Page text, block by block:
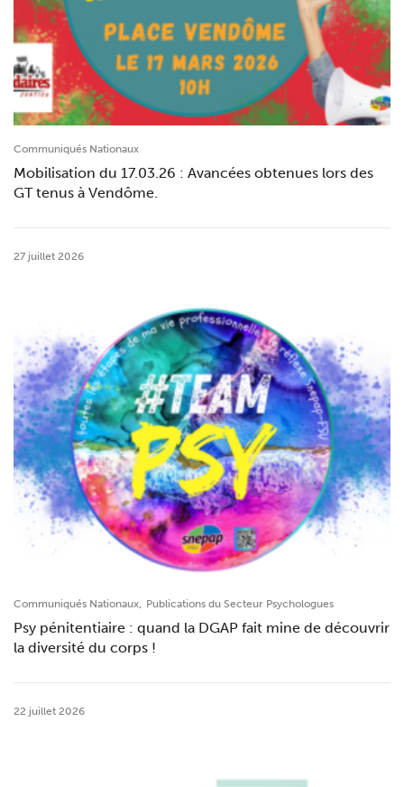
Communiqués Nationaux
Mobilisation du 17.03.26 : Avancées obtenues lors des
GT tenus à Vendôme.
27 juillet 2026
Communiqués Nationaux, Publications du Secteur Psychologues
Psy pénitentiaire : quand la DGAP fait mine de découvrir
la diversité du corps !
22 juillet 2026